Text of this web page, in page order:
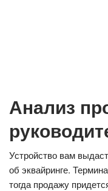
Анализ
Устройство вам
об эквайринге.
тогда продажу